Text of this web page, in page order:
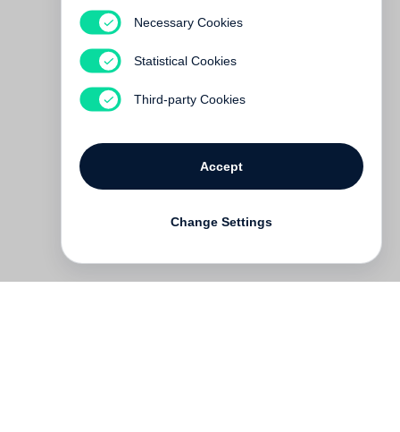
Shooting Stalin
Necessary Cookies
Statistical Cookies
Third-party Cookies
Accept
Change Settings